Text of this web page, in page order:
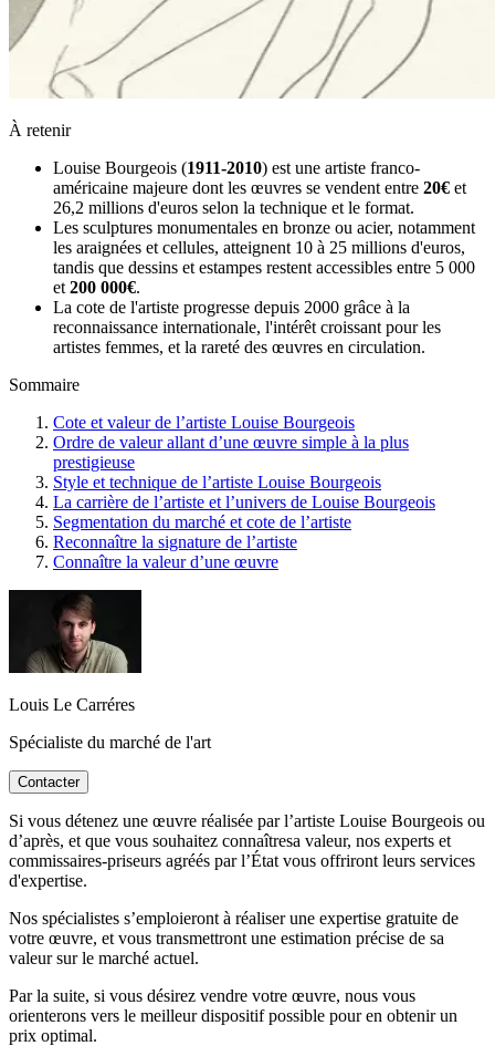
À retenir
Louise Bourgeois (1911-2010) est une artiste franco-
américaine majeure dont les œuvres se vendent entre 20€ et
26,2 millions d'euros selon la technique et le format.
Les sculptures monumentales en bronze ou acier, notamment
les araignées et cellules, atteignent 10 à 25 millions d'euros,
tandis que dessins et estampes restent accessibles entre 5 000
et 200 000€.
La cote de l'artiste progresse depuis 2000 grâce à la
reconnaissance internationale, l'intérêt croissant pour les
artistes femmes, et la rareté des œuvres en circulation.
Sommaire
Cote et valeur de l’artiste Louise Bourgeois
Ordre de valeur allant d’une œuvre simple à la plus
prestigieuse
Style et technique de l’artiste Louise Bourgeois
La carrière de l’artiste et l’univers de Louise Bourgeois
Segmentation du marché et cote de l’artiste
Reconnaître la signature de l’artiste
Connaître la valeur d’une œuvre
Louis Le Carréres
Spécialiste du marché de l'art
Contacter
Si vous détenez une œuvre réalisée par l’artiste Louise Bourgeois ou
d’après, et que vous souhaitez connaîtresa valeur, nos experts et
commissaires-priseurs agréés par l’État vous offriront leurs services
d'expertise.
Nos spécialistes s’emploieront à réaliser une expertise gratuite de
votre œuvre, et vous transmettront une estimation précise de sa
valeur sur le marché actuel.
Par la suite, si vous désirez vendre votre œuvre, nous vous
orienterons vers le meilleur dispositif possible pour en obtenir un
prix optimal.